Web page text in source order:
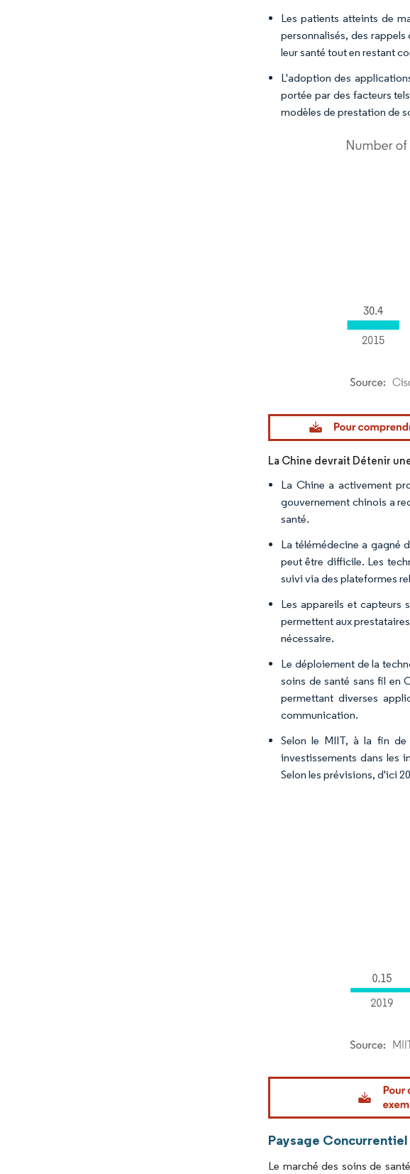
Les patients atteints de
personnalisés, des
leur santé tout en restant
L'adoption des
portée par des facteurs
modèles de prestation de
Image © Mordor Intelligence. La
La Chine devrait Détenir
La Chine a activement
gouvernement chinois a
santé.
La télémédecine a gagné
peut être difficile. Les
suivi via des plateformes
Les appareils et capteurs
permettent aux
nécessaire.
Le déploiement de la
soins de santé sans fil en
permettant diverses
communication.
Selon le MIIT, à la fin
investissements dans les
Selon les prévisions, d'ici
Image © Mordor Intelligence. La
Paysage Concurrentiel
Le marché des soins de